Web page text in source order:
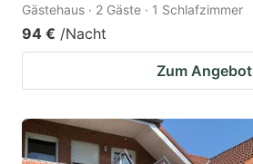
Gästehaus · 2 Gäste · 1 Schlafzimmer
94 € /Nacht
Zum Angebot